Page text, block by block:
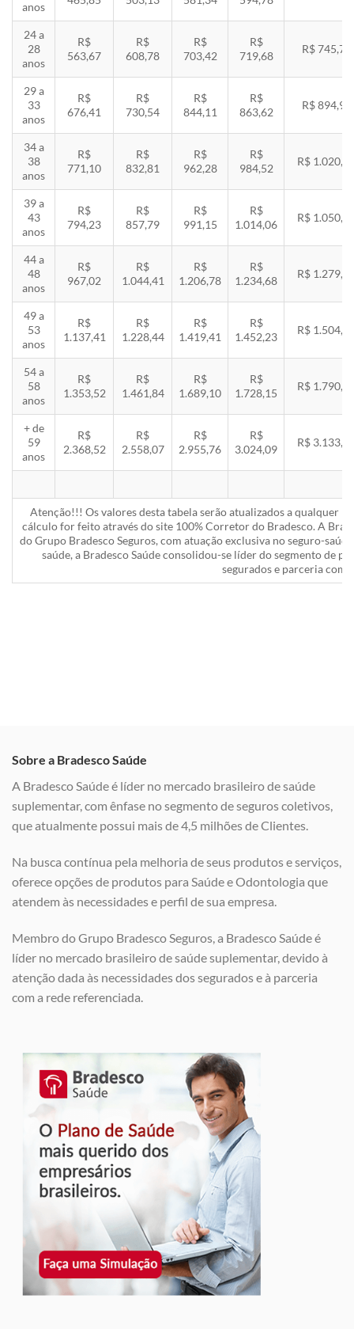
anos
24 a
28
anos
R$
563,67
R$
608,78
R$
703,42
R$
719,68
R$ 745,78
29 a
33
anos
R$
676,41
R$
730,54
R$
844,11
R$
863,62
R$ 894,94
34 a
38
anos
R$
771,10
R$
832,81
R$
962,28
R$
984,52
R$
39 a
43
anos
R$
794,23
R$
857,79
R$
991,15
R$
1.014,06
R$
44 a
48
anos
R$
967,02
R$
1.044,41
R$
1.206,78
R$
1.234,68
R$
49 a
53
anos
R$
1.137,41
R$
1.228,44
R$
1.419,41
R$
1.452,23
R$
54 a
58
anos
R$
1.353,52
R$
1.461,84
R$
1.689,10
R$
1.728,15
R$
+ de
59
anos
R$
2.368,52
R$
2.558,07
R$
2.955,76
R$
3.024,09
R$
Atenção!!! Os valores desta tabela serão atualizados a qualquer
cálculo for feito através do site 100% Corretor do Bradesco. A
do Grupo Bradesco Seguros, com atuação exclusiva no seguro-
saúde, a Bradesco Saúde consolidou-se líder do segmento de
segurados e parceria com
Sobre a Bradesco Saúde
A Bradesco Saúde é líder no mercado brasileiro de saúde
suplementar, com ênfase no segmento de seguros coletivos,
que atualmente possui mais de 4,5 milhões de Clientes.
Na busca contínua pela melhoria de seus produtos e serviços,
oferece opções de produtos para Saúde e Odontologia que
atendem às necessidades e perfil de sua empresa.
Membro do Grupo Bradesco Seguros, a Bradesco Saúde é
líder no mercado brasileiro de saúde suplementar, devido à
atenção dada às necessidades dos segurados e à parceria
com a rede referenciada.